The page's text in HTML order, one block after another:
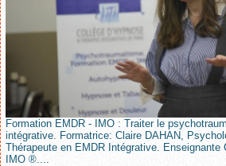
Formation EMDR - IMO : Traiter le
intégrative. Formatrice: Claire DAHAN,
Thérapeute en EMDR Intégrative. Enseignante
IMO ®....